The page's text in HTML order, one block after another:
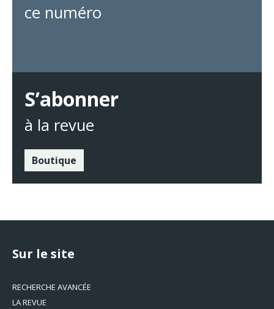
ce numéro
S’abonner
à la revue
Boutique
Sur le site
RECHERCHE AVANCÉE
LA REVUE